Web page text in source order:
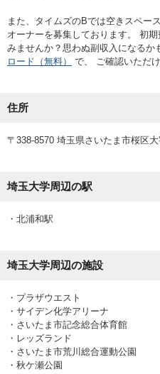
また、タイムズのBでは空きスペー
オーナーを募集しております。 初
みませんか？思わぬ副収入になるか
ロード（無料）
で、 ご確認いただ
住所
〒338-8570 埼玉県さいたま市桜区
埼玉大学周辺の駅
・ 北浦和駅
埼玉大学周辺の施設
・ プラザウエスト
・ サイデン化学アリーナ
・ さいたま市記念総合体育館
・ レッズランド
・ さいたま市荒川総合運動公園
・ 秋ケ瀬公園